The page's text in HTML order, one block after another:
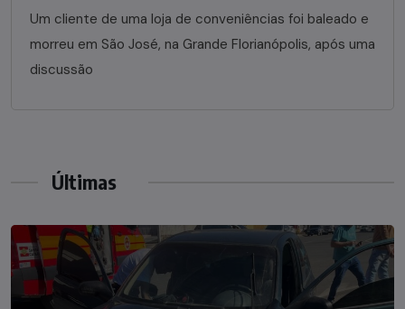
Um cliente de uma loja de conveniências foi baleado e
morreu em São José, na Grande Florianópolis, após uma
discussão
Últimas